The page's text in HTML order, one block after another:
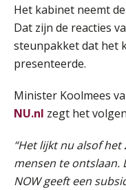
Het kabinet neemt
Dat zijn de reacties
steunpakket dat het
presenteerde.
Minister Koolmees
NU.nl zegt het
“Het lijkt nu alsof
mensen te ontslaan.
NOW geeft een
AUG
25
AUG
25
AUG
25
AUG